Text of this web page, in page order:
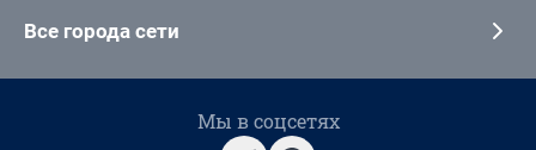
Все города сети
Мы в соцсетях